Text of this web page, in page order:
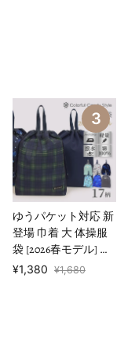
3
ゆうパケット対応 新
登場 巾着 大 体操服
袋 [2026春モデル] 撥
水ノーアイロン 【男
¥1,380 ¥1,680